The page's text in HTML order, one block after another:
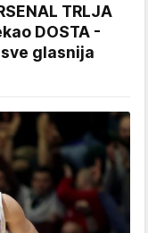
TRLJA
DOSTA -
glasnija